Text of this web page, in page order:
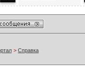
> Справка